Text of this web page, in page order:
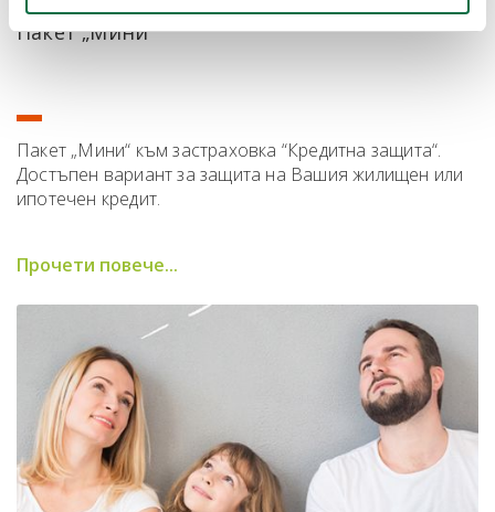
Пакет „Мини“
Пакет „Мини“ към застраховка “Кредитна защита“.
Достъпен вариант за защита на Вашия жилищен или
ипотечен кредит.
Прочети повече...